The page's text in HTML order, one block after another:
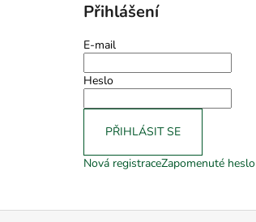
Přihlášení
E-mail
Heslo
PŘIHLÁSIT SE
Nová registraceZapomenuté heslo